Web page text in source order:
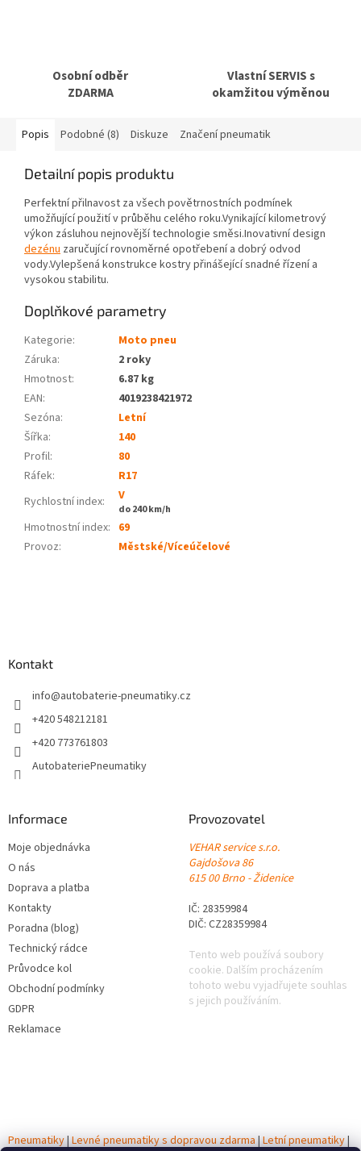
Osobní odběr
ZDARMA
Vlastní SERVIS s
okamžitou výměnou
Popis Podobné (8) Diskuze Značení pneumatik
Detailní popis produktu
Perfektní přilnavost za všech povětrnostních podmínek
umožňující použití v průběhu celého roku.Vynikající kilometrový
výkon zásluhou nejnovější technologie směsi.Inovativní design
dezénu zaručující rovnoměrné opotřebení a dobrý odvod
vody.Vylepšená konstrukce kostry přinášející snadné řízení a
vysokou stabilitu.
Doplňkové parametry
Kategorie:
Moto pneu
Záruka:
2 roky
Hmotnost:
6.87 kg
EAN:
4019238421972
Sezóna:
Letní
Šířka:
140
Profil:
80
Ráfek:
R17
Rychlostní index:
V
do 240 km/h
Hmotnostní index: 69
Provoz: Městské/Víceúčelové
Kontakt
info@autobaterie-pneumatiky.cz
+420 548212181
+420 773761803
AutobateriePneumatiky
Informace
Moje objednávka
O nás
Doprava a platba
Kontakty
Poradna (blog)
Technický rádce
Průvodce kol
Obchodní podmínky
GDPR
Reklamace
Provozovatel
VEHAR service s.r.o.
Gajdošova 86
615 00 Brno - Židenice
IČ: 28359984
DIČ: CZ28359984
Tento web používá soubory
cookie. Dalším procházením
tohoto webu vyjadřujete souhlas
s jejich používáním.
Pneumatiky|Levné pneumatiky s dopravou zdarma|Letní pneumatiky|